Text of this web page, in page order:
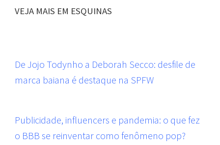
VEJA MAIS EM ESQUINAS
De Jojo Todynho a Deborah Secco: desfile de
marca baiana é destaque na SPFW
Publicidade, influencers e pandemia: o que fez
o BBB se reinventar como fenômeno pop?